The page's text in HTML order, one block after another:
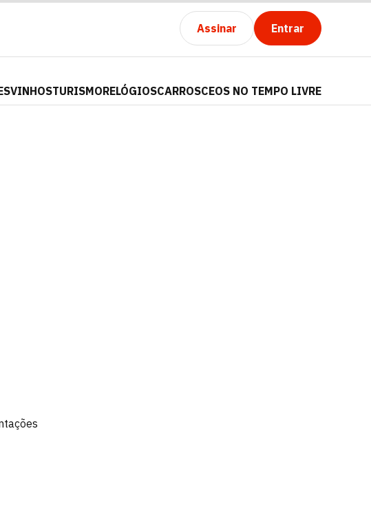
Assinar Entrar
VINHOSTURISMORELÓGIOSCARROSCEOS NO TEMPO LIVRE